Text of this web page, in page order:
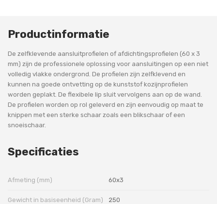
Productinformatie
De zelfklevende aansluitprofielen of afdichtingsprofielen (60 x 3
mm) zijn de professionele oplossing voor aansluitingen op een niet
volledig vlakke ondergrond. De profielen zijn zelfklevend en
kunnen na goede ontvetting op de kunststof kozijnprofielen
worden geplakt. De flexibele lip sluit vervolgens aan op de wand.
De profielen worden op rol geleverd en zijn eenvoudig op maat te
knippen met een sterke schaar zoals een blikschaar of een
snoeischaar.
Specificaties
Afmeting (mm) 60x3
Gewicht in basiseenheid (Gram) 250